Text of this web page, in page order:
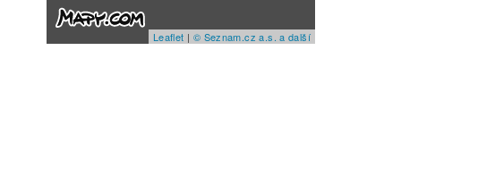
Leaflet | © Seznam.cz a.s. a další